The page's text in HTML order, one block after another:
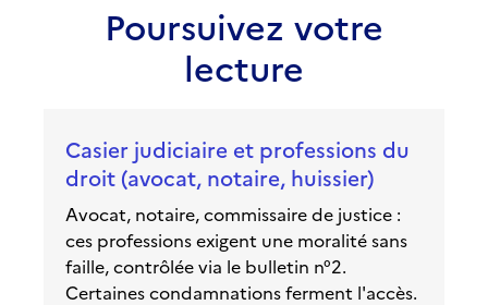
Poursuivez votre
lecture
Casier judiciaire et professions du
droit (avocat, notaire, huissier)
Avocat, notaire, commissaire de justice :
ces professions exigent une moralité sans
faille, contrôlée via le bulletin n°2.
Certaines condamnations ferment l'accès.